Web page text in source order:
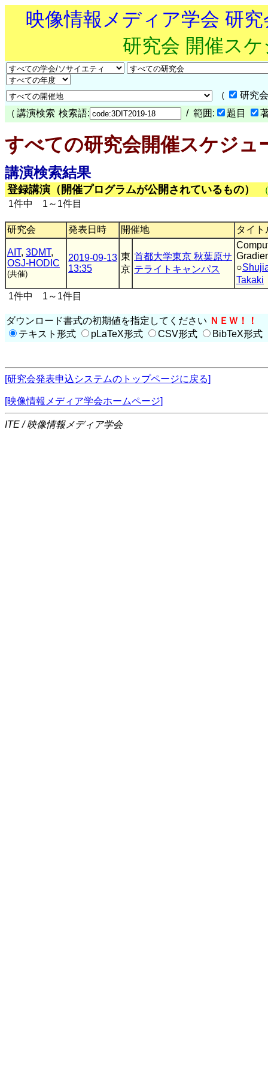
映像情報メディア学会 研
研究会 開催ス
（
研究
（ 講演検索 検索語: / 範囲: 題目
すべての研究会開催スケジュ
講演検索結果
登録講演（開催プログラムが公開されているもの）
1件中 1～1件目
研究会 発表日時 開催地 タイト
AIT, 3DMT,
OSJ-HODIC
(共催)
2019-09-13
13:35
東
京
首都大学東京 秋葉原サ
テライトキャンパス
○
Takaki
1件中 1～1件目
ダウンロード書式の初期値を指定してください ＮＥＷ！！
テキスト形式
pLaTeX形式 CSV形式 BibTeX形式
[研究会発表申込システムのトップページに戻る]
[映像情報メディア学会ホームページ]
ITE / 映像情報メディア学会